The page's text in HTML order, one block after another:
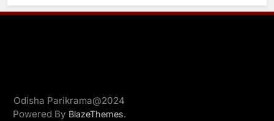
Odisha Parikrama@2024
Powered By BlazeThemes.